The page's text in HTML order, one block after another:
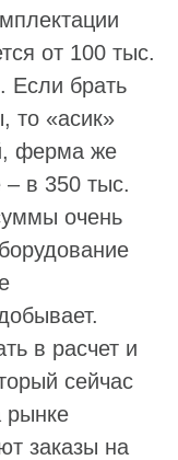
от 100 тыс.
Если брать
то «асик»
ферма же
– в 350 тыс.
очень
в расчет и
сейчас
рынке
заказы на